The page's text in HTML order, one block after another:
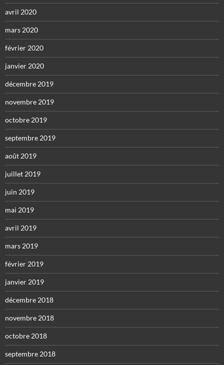
avril 2020
mars 2020
février 2020
janvier 2020
décembre 2019
novembre 2019
octobre 2019
septembre 2019
août 2019
juillet 2019
juin 2019
mai 2019
avril 2019
mars 2019
février 2019
janvier 2019
décembre 2018
novembre 2018
octobre 2018
septembre 2018